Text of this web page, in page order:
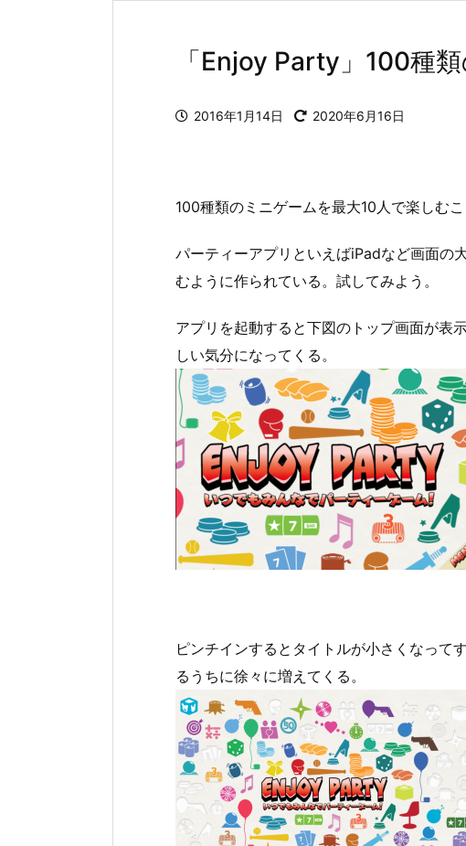
「Enjoy Party」100種
2016年1月14日 2020年6月16日
100種類のミニゲームを最大10人で楽しむ
パーティーアプリといえばiPadなど画面の
むように作られている。試してみよう。
アプリを起動すると下図のトップ画面が表
しい気分になってくる。
ピンチインするとタイトルが小さくなって
るうちに徐々に増えてくる。